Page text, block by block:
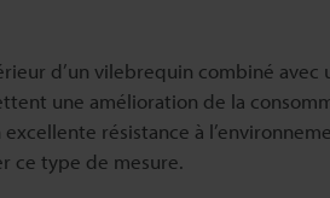
d’un vilebrequin combiné
une amélioration de la
résistance à
ce type de mesure.